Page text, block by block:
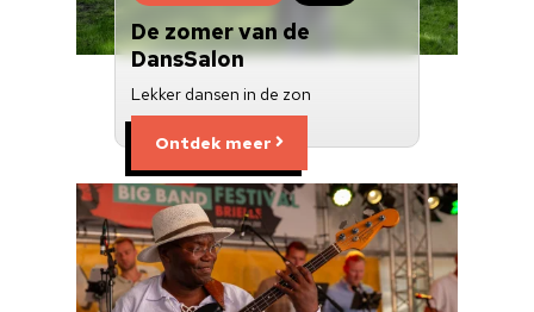
De zomer van de
DansSalon
Lekker dansen in de zon
Ontdek meer